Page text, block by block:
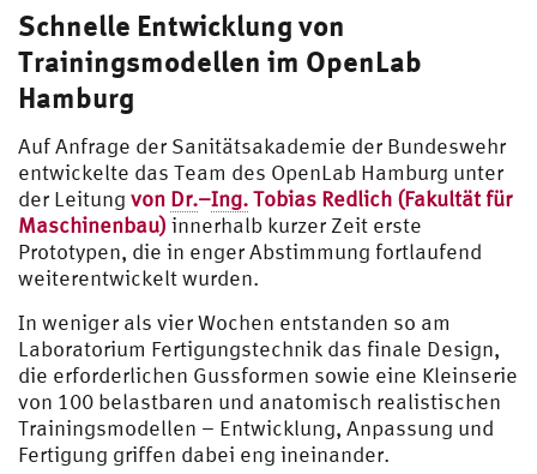
Schnelle Entwicklung von
Trainingsmodellen im OpenLab
Hamburg
Auf Anfrage der Sanitätsakademie der Bundeswehr
entwickelte das Team des OpenLab Hamburg unter
der Leitung von Dr.–Ing.Tobias Redlich (Fakultät für
Maschinenbau) innerhalb kurzer Zeit erste
Prototypen, die in enger Abstimmung fortlaufend
weiterentwickelt wurden.
In weniger als vier Wochen entstanden so am
Laboratorium Fertigungstechnik das finale Design,
die erforderlichen Gussformen sowie eine Kleinserie
von 100 belastbaren und anatomisch realistischen
Trainingsmodellen – Entwicklung, Anpassung und
Fertigung griffen dabei eng ineinander.